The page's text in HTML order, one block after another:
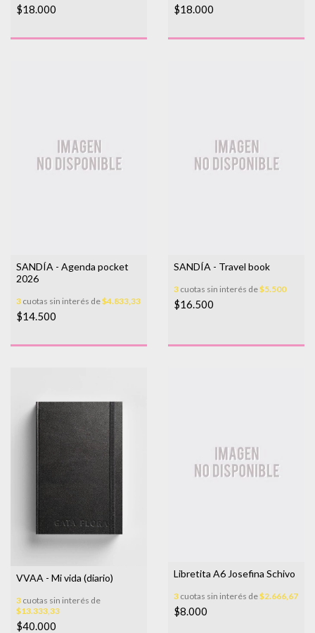
$18.000 $18.000
SANDÍA - Agenda pocket
2026
3 cuotas sin interés de$4.833,33
$14.500
SANDÍA - Travel book
3 cuotas sin interés de$5.500
$16.500
VVAA - Mi vida (diario)
3 cuotas sin interés de
$13.333,33
$40.000
Libretita A6 Josefina Schivo
3 cuotas sin interés de$2.666,67
$8.000